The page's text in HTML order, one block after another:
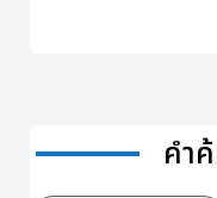
คำ